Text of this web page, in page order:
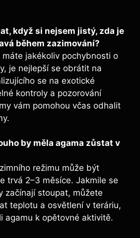
když si nejsem jistý, zda je
během zazimování?
jakékoliv pochybnosti o
je nejlepší se obrátit na
se na exotické
kontroly a pozorování
vám pomohou včas odhalit
by měla agama zůstat v
režimu může být
trvá 2–3 měsíce. Jakmile se
začínají stoupat, můžete
teplotu a osvětlení v teráriu,
agamu k opětovné aktivitě.